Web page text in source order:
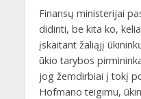
Finansų ministerijai
didinti, be kita ko,
įskaitant žaliąjį
ūkio tarybos
jog žemdirbiai į tokį
Hofmano teigimu,